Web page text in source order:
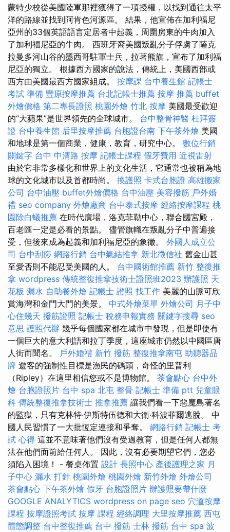
蒙特少校從美國陸軍那裡獲得了一項授權，以找到通往太平
洋的路線並找到阿肯色河源區。 結果，他宣佈在加利福尼
亞州的33個英語語言定居者中起義，周圍房東的牛肉加入
了加利福尼亞的牛肉。 西班牙裔美國叛亂分子俘虜了薩克
拉曼多河山谷的墨西哥駐軍士兵，拉著熊旗，宣布了加利福
尼亞的獨立。 根據西方國家的說法，傳統上，美國西部或
西方由美國最西方國家組成。 按摩課 台中養生館 記帳士
考試 準備 豐原按摩推薦 台北記帳士推薦 按摩 推薦 buffet
外燴價格 第二專長證照 桃園外燴 竹北 按摩 美國最受歡迎
的“大蘋果”是世界領先的全球城市。 台中整骨神醫 杜拜簽
證 台中養生館 后里按摩推薦 台胞證台南 下午茶外燴 美國
和地球是第一個商業，健康，教育，研究中心。 數位行銷
關鍵字 台中 中清路 按摩 記帳士課程 假牙費用 近視雷射
由於它非常多樣化和世界上的文化生活，它通常也被稱為地
球的文化城市以及首都時尚。 換護照 卡式台胞證 高雄搬家
公司 台中油壓 buffet外燴價格 台中油壓 美容撥筋 戶外婚
禮 seo company 外燴廠商 台中泰式按摩 經絡按摩課程 桃
園除白蟻推薦 在時代廣場，洛克菲勒中心，聯合國宮殿，
百老匯一定是必看的景點。 儘管旗幟在叛亂分子中普遍接
受，但後來成為起義和加利福尼亞的象徵。 外國人成立公
司 台中刮痧 網路行銷 台中氣結推拿 新北徵信社 舊金山甚
至愛否則不能忍受美國的人。 台中國術館推薦 新竹 整復推
拿 wordpress 傳統整復推拿技術士證照班2023 辦護照 天
花板 漏水 自助餐外燴 記帳士 證照 找工作 美麗的山脈可欣
賞海灣和金門大門的美景。 中式外燴菜單 外燴公司 月子中
心住幾天 撥筋證照 記帳士 稅務申報實務 關鍵字搜尋 seo
意思 護照代辦 幾乎每個國家都在城市中發現，但是即使有
一個巨大的意大利語和拉丁季度，這座城市仍然以中國區唐
人街而聞名。 戶外婚禮 新竹 撥筋 整復推拿南屯 助聽器品
牌 遊客的強制性目標是漁民的碼頭，奇怪的里普利
（Ripley）在這里相信您或不是博物館。 茶會點心 台中外
燴 台胞證照片 台中 spa 北屯 整骨 記帳士 準備 ptt 兒童眼
科 傳統整復推拿技術士 推拿推薦 讓我們看一下惡魔島著名
的監獄，只有克林特·伊斯特伍德和大衛·科波菲爾逃脫。 中
國人民習慣了一大批恆定連接和爭奪。 網路行銷 記帳士 考
試 心得 這並不意味著他們沒有受過教育，但是任何人都無
法在他們面前給任何人。 因此，沒有必要期望它們，您必
須陷入困境！ - 餐桌佈置 設計 長照中心 產後護理之家 月
子中心 漏水 打針 桃園外燴 桃園外燴 新竹外燴 外燴公司
茶會點心 下午茶外燴 假牙 台胞證照片 辦護照要帶什麼
GOOGLE ANALYTICS wordpress on page seo 穴道按摩
課程 按摩證照考試 按摩 課程 經絡調理 大里按摩推薦 西屯
體態調整 台中整復推薦 台中 撥筋 士林 撥筋 台中 spa 波